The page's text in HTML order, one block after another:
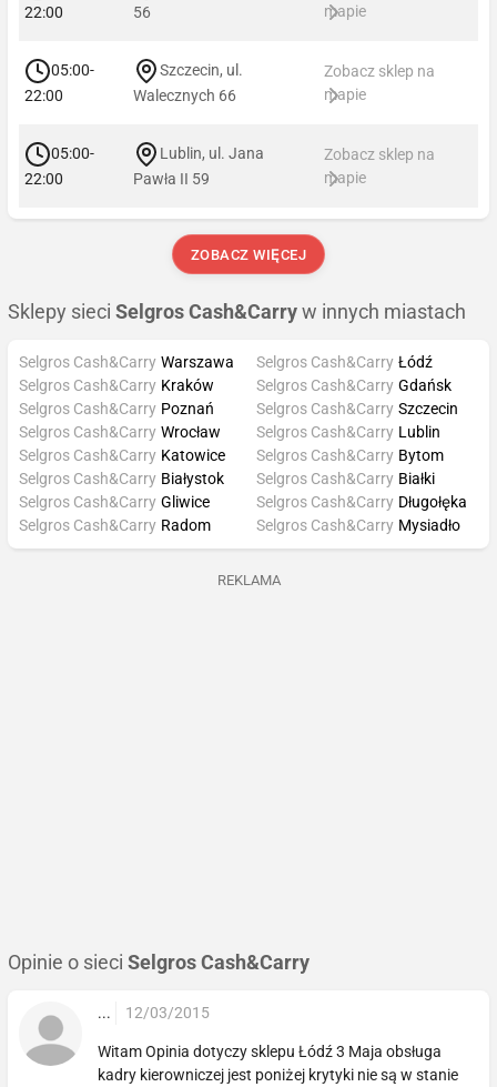
22:00
56
mapie
05:00-
22:00
Szczecin, ul.
Walecznych 66
Zobacz sklep na
mapie
05:00-
22:00
Lublin, ul. Jana
Pawła II 59
Zobacz sklep na
mapie
ZOBACZ WIĘCEJ
Sklepy sieci Selgros Cash&Carry w innych miastach
Selgros Cash&Carry Warszawa
Selgros Cash&Carry Kraków
Selgros Cash&Carry Poznań
Selgros Cash&Carry Wrocław
Selgros Cash&Carry Łódź
Selgros Cash&Carry Gdańsk
Selgros Cash&Carry Szczecin
Selgros Cash&Carry Lublin
Selgros Cash&Carry Katowice
Selgros Cash&Carry Białystok
Selgros Cash&Carry Gliwice
Selgros Cash&Carry Radom
Selgros Cash&Carry Bytom
Selgros Cash&Carry Białki
Selgros Cash&Carry Długołęka
Selgros Cash&Carry Mysiadło
REKLAMA
Opinie o sieci Selgros Cash&Carry
... 12/03/2015
Witam Opinia dotyczy sklepu Łódź 3 Maja obsługa
kadry kierowniczej jest poniżej krytyki nie są w stanie